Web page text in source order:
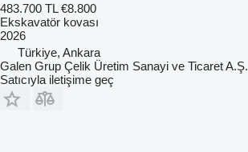
483.700 TL €8.800
Ekskavatör kovası
2026
Türkiye, Ankara
Galen Grup Çelik Üretim Sanayi ve Ticaret A.Ş.
Satıcıyla iletişime geç